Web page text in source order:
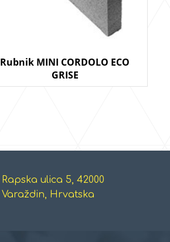
Rubnik MINI CORDOLO ECO
GRISE
Rapska ulica 5, 42000
Varaždin, Hrvatska